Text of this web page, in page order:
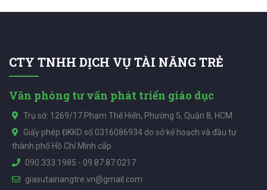
CTY TNHH DỊCH VỤ TÀI NĂNG TRẺ
Văn phòng tư vấn phát triển giáo dục
Trụ sở: 1269/17 Phạm Thế Hiển, Phường 5, Quận 8, HCM
Giấy phép ĐKKD số 0316086934 do sở kế hoạch và đầu tư
thành phố Hồ Chí Minh cấp
090.333.1985 - 09.87.87.0217
giasutainangtre.vn@gmail.com